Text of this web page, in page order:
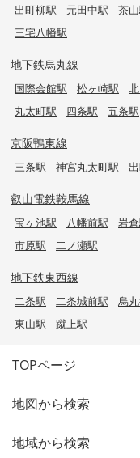
出町柳駅 元田中駅 茶
三宅八幡駅
地下鉄烏丸線
国際会館駅 松ヶ崎駅
丸太町駅
四条駅 五条駅
京阪鴨東線
三条駅 神宮丸太町駅
叡山電鉄鞍馬線
宝ヶ池駅 八幡前駅 岩
市原駅
二ノ瀬駅
地下鉄東西線
二条駅 二条城前駅 烏
東山駅
蹴上駅
TOPページ
地図から検索
地域から検索